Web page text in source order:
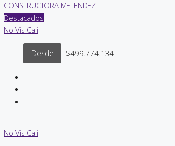
CONSTRUCTORA MELENDEZ
Destacados
No Vis Cali
Desde $499.774.134
No Vis Cali